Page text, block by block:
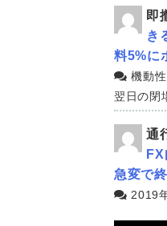
即
き
料5%に
機動
翌日の閉
通
急変で
2019